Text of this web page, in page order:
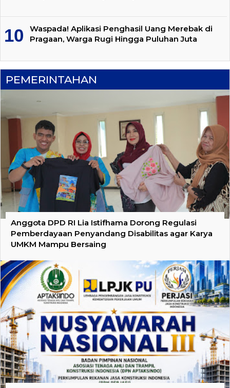
Waspada! Aplikasi Penghasil Uang Merebak di
Pragaan, Warga Rugi Hingga Puluhan Juta
PEMERINTAHAN
Anggota DPD RI Lia Istifhama Dorong Regulasi
Pemberdayaan Penyandang Disabilitas agar Karya
UMKM Mampu Bersaing